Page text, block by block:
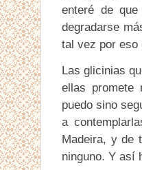
enteré de
degradarse
tal vez por eso
Las glicinias
ellas promete
puedo sino
a
Madeira, y de
ninguno. Y así